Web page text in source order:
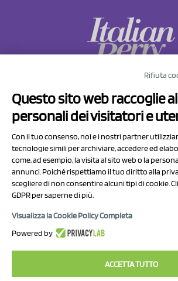
Via Prov.le Sassuolo Vignola
41057 Spilamberto (MO)
P.I/C.F. 01041460369
REA: MO 208553
Capitale sociale Euro
Rifiuta
Questo sito web raccoglie
personali dei visitatori e
Con il tuo consenso, noi e i nostri partner
tecnologie simili per archiviare, accedere ed
come, ad esempio, la visita al sito web o la
annunci. Poiché rispettiamo il tuo diritto alla
scegliere di non consentire alcuni tipi di cookie.
GDPR per saperne di più.
Visualizza la Cookie Policy Completa
Powered by
ACCETTA TUTTO